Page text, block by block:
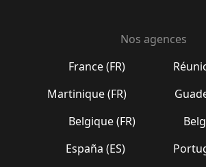
Nos agences
France (FR)
Martinique (FR)
Belgique (FR)
España (ES)